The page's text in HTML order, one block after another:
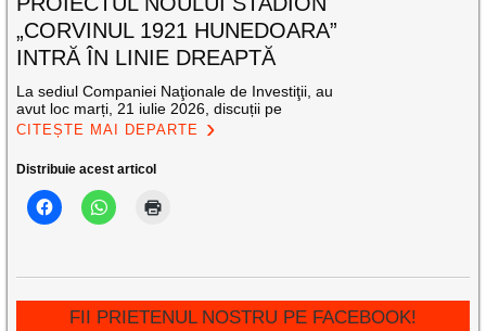
„CORVINUL 1921 HUNEDOARA”
INTRĂ ÎN LINIE DREAPTĂ
La sediul Companiei Naţionale de Investiţii, au
avut loc marți, 21 iulie 2026, discuții pe
CITEȘTE MAI DEPARTE
Distribuie acest articol
FII PRIETENUL NOSTRU PE FACEBOOK!